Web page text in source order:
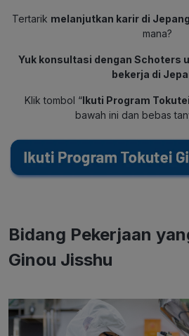
Tertarik melanjutkan karir di Jepang
mana?
Yuk konsultasi dengan Schoters
bekerja di
Klik tombol “Ikuti Program
bawah ini dan bebas
Bidang Pekerjaan
Ginou Jisshu